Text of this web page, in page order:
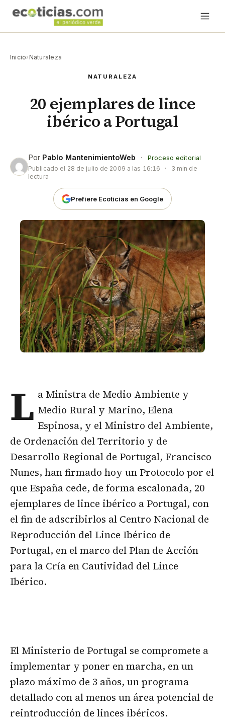
Inicio› Naturaleza
NATURALEZA
20 ejemplares de lince
ibérico a Portugal
Por Pablo MantenimientoWeb ·
Proceso editorial
Publicado el 28 de julio de 2009 a las 16:16 ·
3 min de
lectura
Prefiere Ecoticias en Google
L a Ministra de Medio Ambiente y
Medio Rural y Marino, Elena
Espinosa, y el Ministro del Ambiente,
de Ordenación del Territorio y de
Desarrollo Regional de Portugal, Francisco
Nunes, han firmado hoy un Protocolo por el
que España cede, de forma escalonada, 20
ejemplares de lince ibérico a Portugal, con
el fin de adscribirlos al Centro Nacional de
Reproducción del Lince Ibérico de
Portugal, en el marco del Plan de Acción
para la Cría en Cautividad del Lince
Ibérico.
El Ministerio de Portugal se compromete a
implementar y poner en marcha, en un
plazo máximo de 3 años, un programa
detallado con al menos un área potencial de
reintroducción de linces ibéricos.